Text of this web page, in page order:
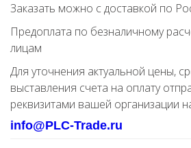
Заказать можно с доставкой по
Предоплата по безналичному
лицам
Для уточнения актуальной цены,
выставления счета на оплату
реквизитами вашей организации
info@PLC-Trade.ru